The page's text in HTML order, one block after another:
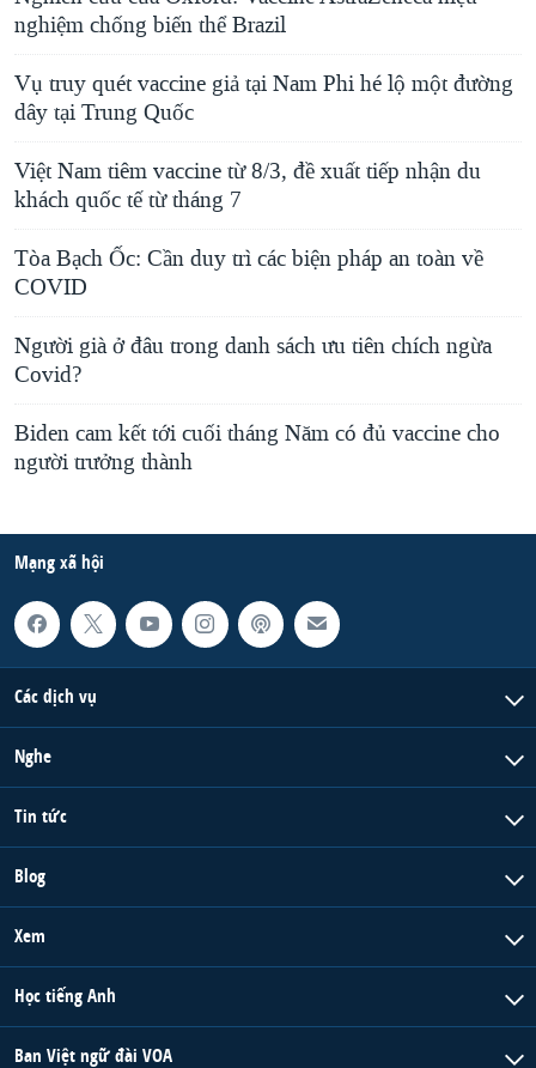
nghiệm chống biến thể Brazil
Vụ truy quét vaccine giả tại Nam Phi hé lộ một đường
dây tại Trung Quốc
Việt Nam tiêm vaccine từ 8/3, đề xuất tiếp nhận du
khách quốc tế từ tháng 7
Tòa Bạch Ốc: Cần duy trì các biện pháp an toàn về
COVID
Người già ở đâu trong danh sách ưu tiên chích ngừa
Covid?
Biden cam kết tới cuối tháng Năm có đủ vaccine cho
người trưởng thành
Mạng xã hội
Các dịch vụ
Nghe
Tin tức
Blog
Xem
Học tiếng Anh
Ban Việt ngữ đài VOA